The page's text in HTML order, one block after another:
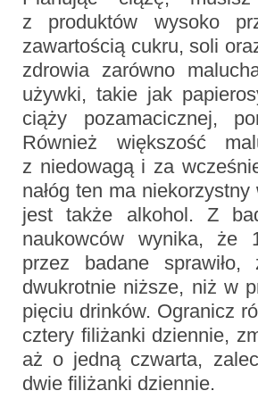
z produktów wysoko
zawartością cukru, soli
zdrowia zarówno
używki, takie jak
ciąży pozamacicznej,
Również większość
z niedowagą i za
nałóg ten ma
jest także alkohol. Z
naukowców wynika, że
przez badane
dwukrotnie niższe, niż w
pięciu drinków. Ogranicz
cztery filiżanki dziennie,
aż o jedną czwarta,
dwie filiżanki dziennie.